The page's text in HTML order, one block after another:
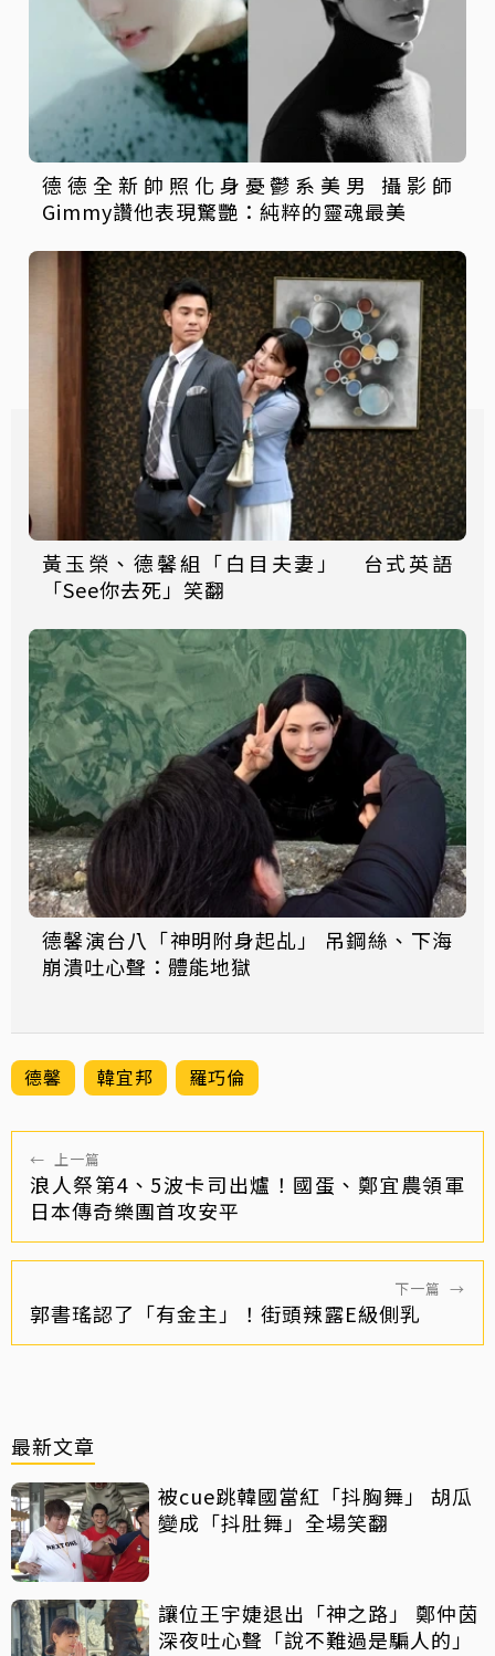
德德全新帥照化身憂鬱系美男 攝影師
Gimmy讚他表現驚艷：純粹的靈魂最美
黃玉榮、德馨組「白目夫妻」 台式英語
「See你去死」笑翻
德馨演台八「神明附身起乩」 吊鋼絲、下海
崩潰吐心聲：體能地獄
德馨 韓宜邦 羅巧倫
← 上一篇
浪人祭第4、5波卡司出爐！國蛋、鄭宜農領軍
日本傳奇樂團首攻安平
下一篇 →
郭書瑤認了「有金主」！街頭辣露E級側乳
最新文章
被cue跳韓國當紅「抖胸舞」 胡瓜
變成「抖肚舞」全場笑翻
讓位王宇婕退出「神之路」 鄭仲茵
深夜吐心聲「說不難過是騙人的」